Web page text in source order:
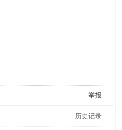
举报
历史记录